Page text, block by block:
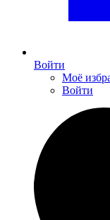
Войти
Моё
Войти